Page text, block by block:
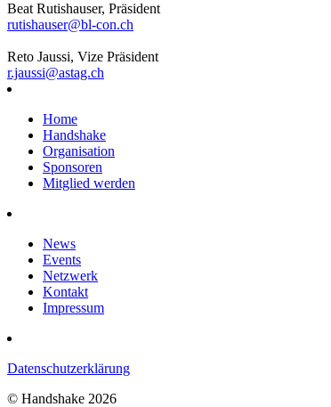
Beat Rutishauser, Präsident
rutishauser@bl-con.ch
Reto Jaussi, Vize Präsident
r.jaussi@astag.ch
Home
Handshake
Organisation
Sponsoren
Mitglied werden
News
Events
Netzwerk
Kontakt
Impressum
Datenschutzerklärung
© Handshake 2026